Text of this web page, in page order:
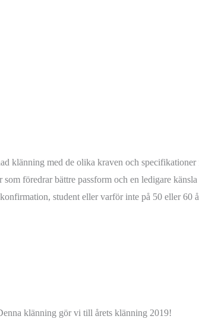
klänning med de olika kraven och
föredrar bättre passform och en ledigare
student eller varför inte på 50 eller 60
klänning gör vi till årets klänning 2019!